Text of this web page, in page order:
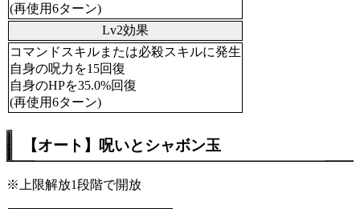
(再使用6ターン)
Lv2効果
コマンドスキルまたは必殺スキルに発生
自身の呪力を15回復
自身のHPを35.0%回復
(再使用6ターン)
【オート】呪いとシャボン玉
※上限解放1段階で開放